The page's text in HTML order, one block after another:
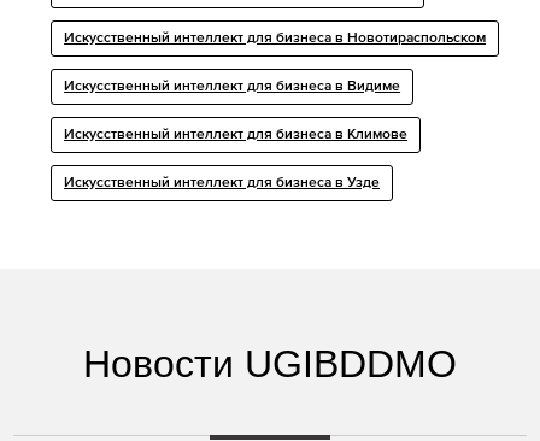
Искусственный интеллект для бизнеса в Новотираспольском
Искусственный интеллект для бизнеса в Видиме
Искусственный интеллект для бизнеса в Климове
Искусственный интеллект для бизнеса в Узде
Новости UGIBDDMO